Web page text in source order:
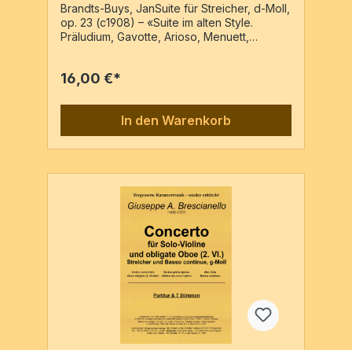
Brandts-Buys, JanSuite für Streicher, d-Moll,
op. 23 (c1908) – «Suite im alten Style.
Präludium, Gavotte, Arioso, Menuett,
D.3942, [c1908]2Vl, Va, Vc4 Stimmen / 36
16,00 €*
In den Warenkorb